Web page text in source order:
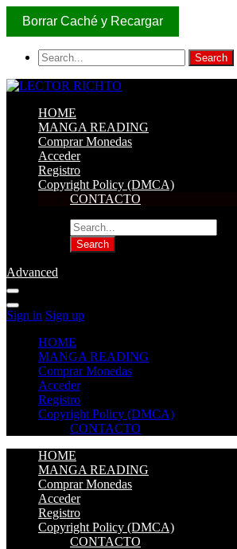
Borrar Caché y Recargar
HOME
MANGA READING
Comprar Monedas
Acceder
Registro
Copyright Policy (DMCA)
CONTACTO
Advanced
Sign in Sign up
HOME
MANGA READING
Comprar Monedas
Acceder
Registro
Copyright Policy (DMCA)
CONTACTO
HOME
MANGA READING
Comprar Monedas
Acceder
Registro
Copyright Policy (DMCA)
CONTACTO